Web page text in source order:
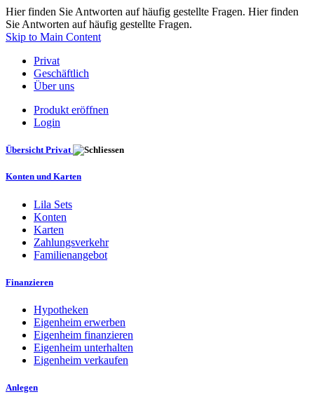
Hier finden Sie Antworten auf häufig gestellte Fragen. Hier finden
Sie Antworten auf häufig gestellte Fragen.
Skip to Main Content
Privat
Geschäftlich
Über uns
Produkt eröffnen
Login
Übersicht Privat
Konten und Karten
Lila Sets
Konten
Karten
Zahlungsverkehr
Familienangebot
Finanzieren
Hypotheken
Eigenheim erwerben
Eigenheim finanzieren
Eigenheim unterhalten
Eigenheim verkaufen
Anlegen